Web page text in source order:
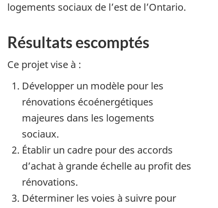
logements sociaux de l’est de l’Ontario.
Résultats escomptés
Ce projet vise à :
Développer un modèle pour les
rénovations écoénergétiques
majeures dans les logements
sociaux.
Établir un cadre pour des accords
d’achat à grande échelle au profit des
rénovations.
Déterminer les voies à suivre pour